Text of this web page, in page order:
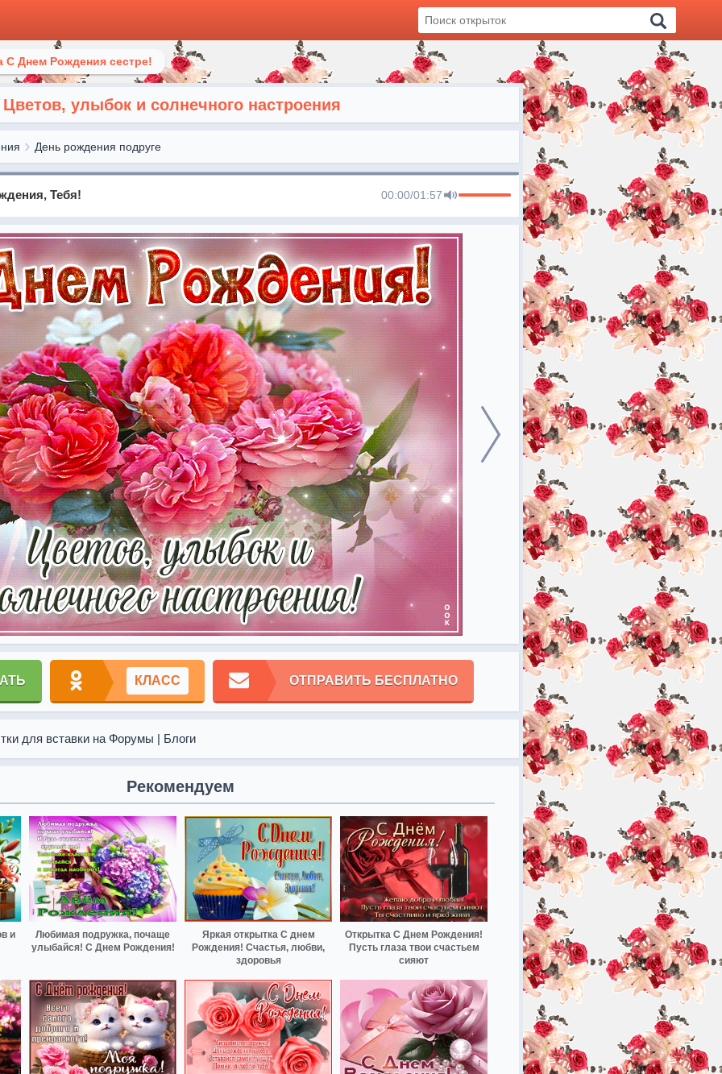
С Днем Рождения сестре!
улыбок и солнечного настроения
День рождения подруге
Тебя! 00:00/01:57
КЛАСС ОТПРАВИТЬ БЕСПЛАТНО
для вставки на Форумы | Блоги
Рекомендуем
и
Любимая подружка, почаще
улыбайся! С Днем Рождения!
Яркая открытка С днем
Рождения! Счастья, любви,
здоровья
Открытка С Днем Рождения!
Пусть глаза твои счастьем
сияют